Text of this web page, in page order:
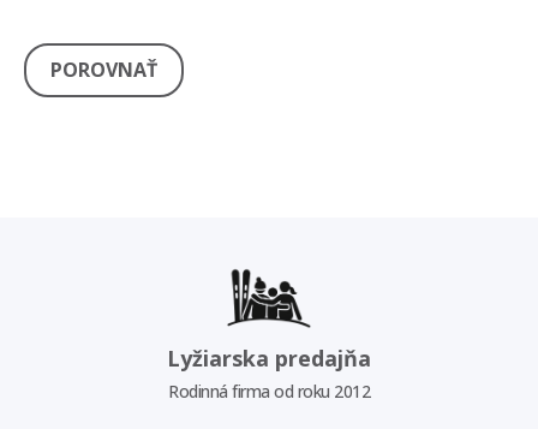
POROVNAŤ
Lyžiarska predajňa
Rodinná firma od roku 2012